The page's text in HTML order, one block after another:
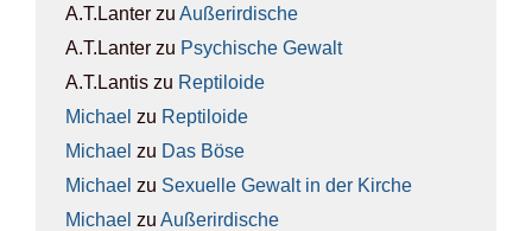
A.T.Lanter zu Außer­ir­di­sche
A.T.Lanter zu Psy­chi­sche Gewalt
A.T.Lantis zu Rep­ti­lo­ide
Michael zu Rep­ti­lo­ide
Michael zu Das Böse
Michael zu Sexu­el­le Gewalt in der Kir­che
Michael zu Außer­ir­di­sche